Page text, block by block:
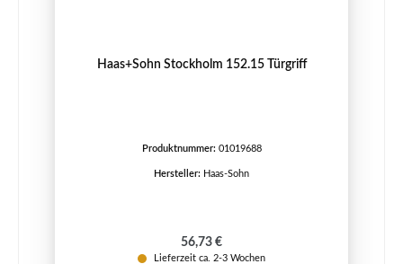
Haas+Sohn Stockholm 152.15 Türgriff
Produktnummer: 01019688
Hersteller: Haas-Sohn
Regulärer Preis:
56,73 €
Lieferzeit ca. 2-3 Wochen